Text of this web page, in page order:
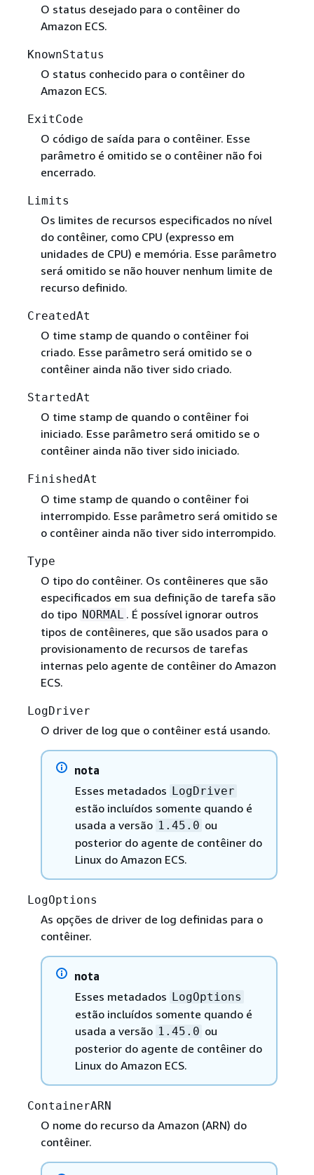
O status desejado para o contêiner do
Amazon ECS.
KnownStatus
O status conhecido para o contêiner do
Amazon ECS.
ExitCode
O código de saída para o contêiner. Esse
parâmetro é omitido se o contêiner não foi
encerrado.
Limits
Os limites de recursos especificados no nível
do contêiner, como CPU (expresso em
unidades de CPU) e memória. Esse parâmetro
será omitido se não houver nenhum limite de
recurso definido.
CreatedAt
O time stamp de quando o contêiner foi
criado. Esse parâmetro será omitido se o
contêiner ainda não tiver sido criado.
StartedAt
O time stamp de quando o contêiner foi
iniciado. Esse parâmetro será omitido se o
contêiner ainda não tiver sido iniciado.
FinishedAt
O time stamp de quando o contêiner foi
interrompido. Esse parâmetro será omitido se
o contêiner ainda não tiver sido interrompido.
Type
O tipo do contêiner. Os contêineres que são
especificados em sua definição de tarefa são
do tipo NORMAL . É possível ignorar outros
tipos de contêineres, que são usados para o
provisionamento de recursos de tarefas
internas pelo agente de contêiner do Amazon
ECS.
LogDriver
O driver de log que o contêiner está usando.
nota
Esses metadados LogDriver
estão incluídos somente quando é
usada a versão 1.45.0 ou
posterior do agente de contêiner do
Linux do Amazon ECS.
LogOptions
As opções de driver de log definidas para o
contêiner.
nota
Esses metadados LogOptions
estão incluídos somente quando é
usada a versão 1.45.0 ou
posterior do agente de contêiner do
Linux do Amazon ECS.
ContainerARN
O nome do recurso da Amazon (ARN) do
contêiner.